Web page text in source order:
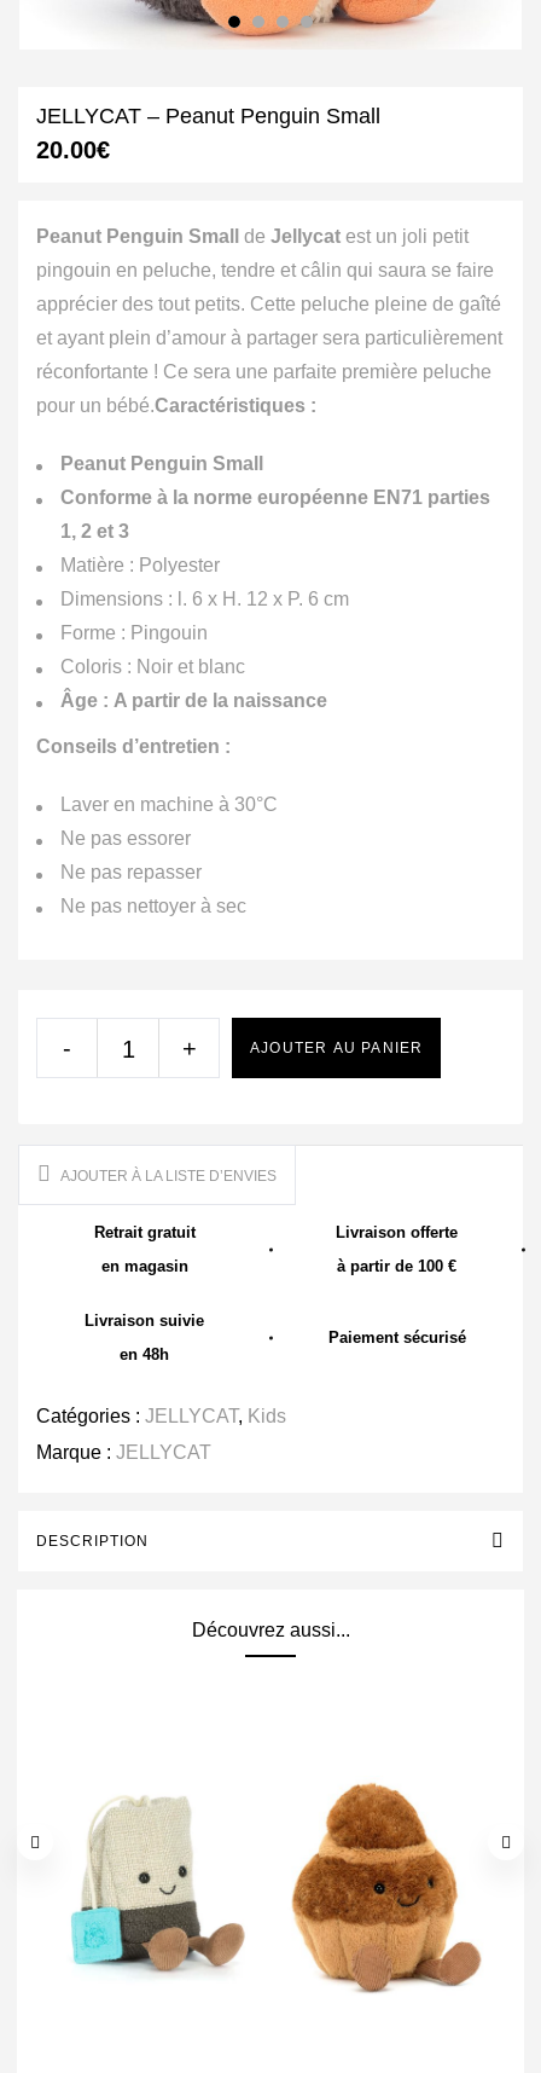
JELLYCAT – Peanut Penguin Small
20.00€
Peanut Penguin Small de Jellycat est un joli petit
pingouin en peluche, tendre et câlin qui saura se faire
apprécier des tout petits. Cette peluche pleine de gaîté
et ayant plein d’amour à partager sera particulièrement
réconfortante ! Ce sera une parfaite première peluche
pour un bébé.Caractéristiques :
Peanut Penguin Small
Conforme à la norme européenne EN71 parties
1, 2 et 3
Matière : Polyester
Dimensions : l. 6 x H. 12 x P. 6 cm
Forme : Pingouin
Coloris : Noir et blanc
Âge : A partir de la naissance
Conseils d’entretien :
Laver en machine à 30°C
Ne pas essorer
Ne pas repasser
Ne pas nettoyer à sec
- + AJOUTER AU PANIER
AJOUTER À LA LISTE D’ENVIES
Retrait gratuit
en magasin
Livraison offerte
à partir de 100 €
Livraison suivie
en 48h
Paiement sécurisé
Catégories : JELLYCAT, Kids
Marque : JELLYCAT
DESCRIPTION
Découvrez aussi...